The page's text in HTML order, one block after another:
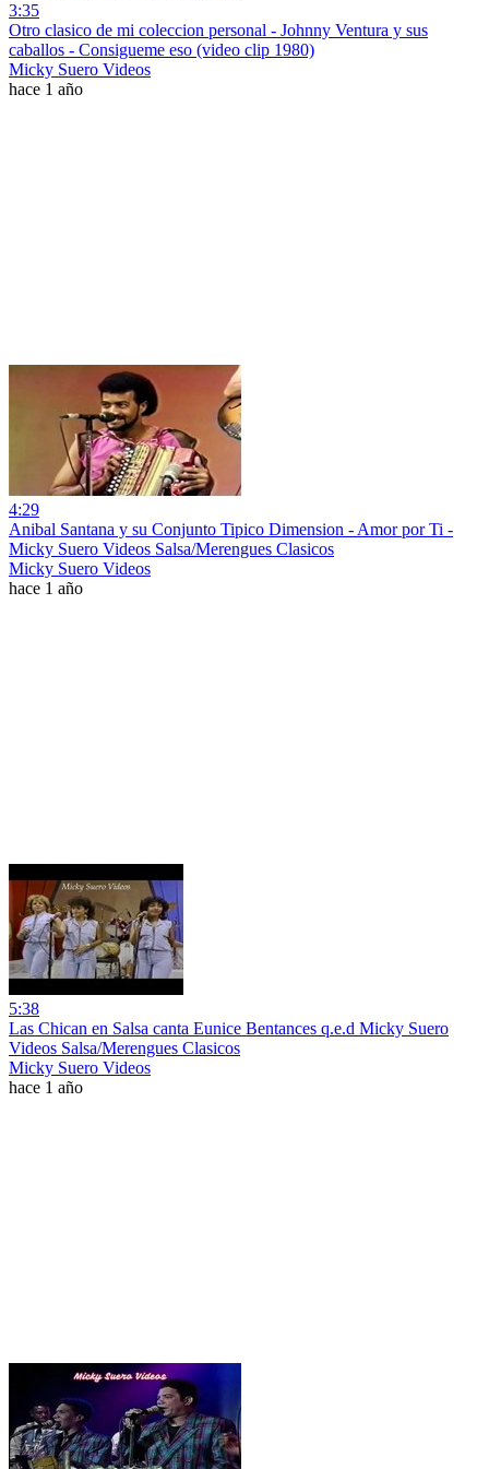
3:35
Otro clasico de mi coleccion personal - Johnny Ventura y sus
caballos - Consigueme eso (video clip 1980)
Micky Suero Videos
hace 1 año
4:29
Anibal Santana y su Conjunto Tipico Dimension - Amor por Ti -
Micky Suero Videos Salsa/Merengues Clasicos
Micky Suero Videos
hace 1 año
5:38
Las Chican en Salsa canta Eunice Bentances q.e.d Micky Suero
Videos Salsa/Merengues Clasicos
Micky Suero Videos
hace 1 año